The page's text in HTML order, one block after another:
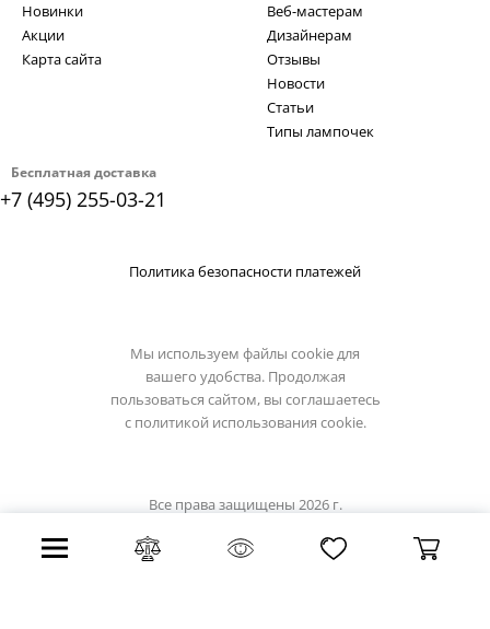
Бесплатная доставка
+7 (495) 255-03-21
Новинки
Акции
Карта сайта
Веб-мастерам
Дизайнерам
Отзывы
Новости
Статьи
Типы лампочек
Политика безопасности платежей
Мы используем файлы cookie для
вашего удобства. Продолжая
пользоваться сайтом, вы соглашаетесь
с политикой использования cookie.
Все права защищены 2026 г.